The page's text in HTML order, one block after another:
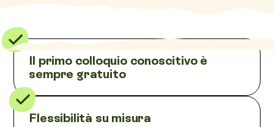
Il primo colloquio conoscitivo è
sempre gratuito
Flessibilità su misura